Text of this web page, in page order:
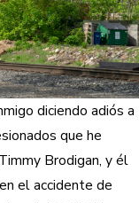
diciendo adiós a
que he
Brodigan, y él
el accidente de